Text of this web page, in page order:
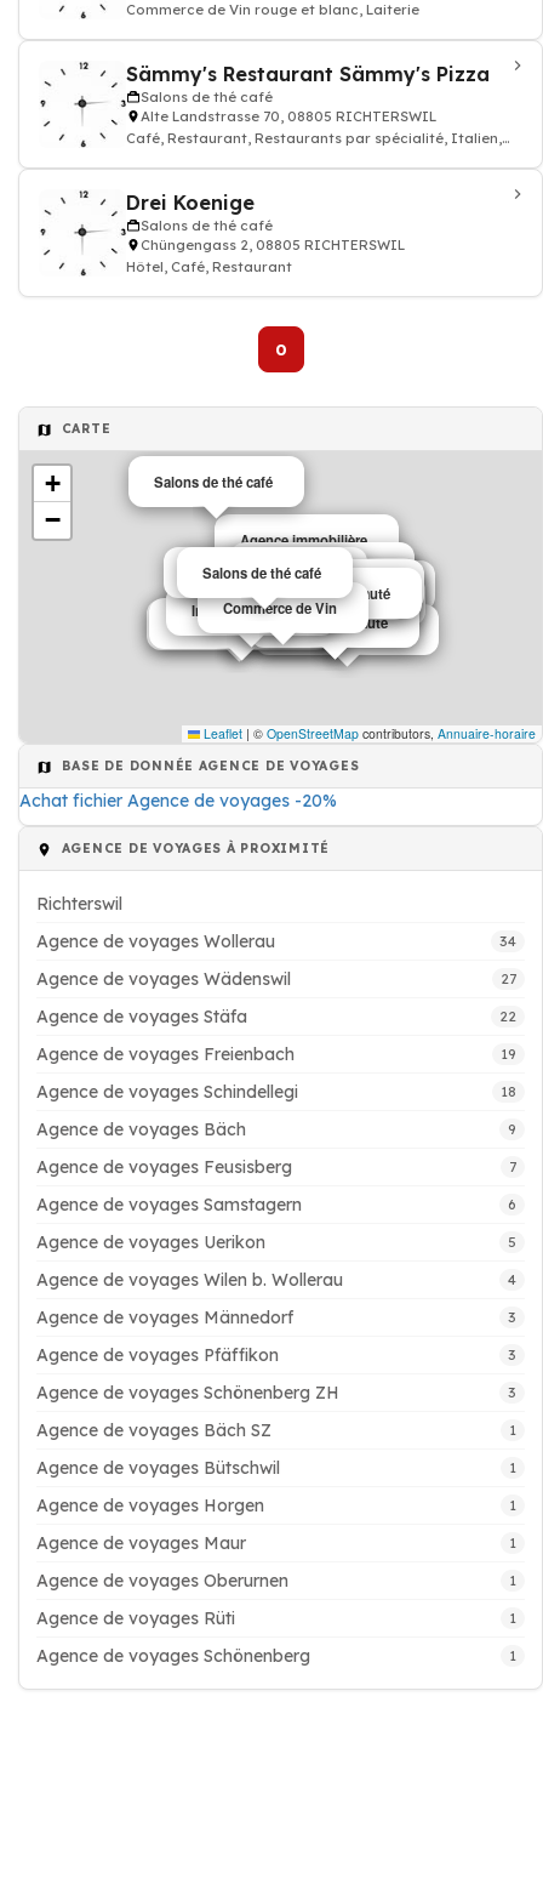
Commerce de Vin rouge et blanc, Laiterie
Sämmy's Restaurant Sämmy's Pizza
Salons de thé café
Alte Landstrasse 70, 08805 RICHTERSWIL
Café, Restaurant, Restaurants par spécialité, Italien,
Drei Koenige
Salons de thé café
Chüngengass 2, 08805 RICHTERSWIL
Hôtel, Café, Restaurant
0
CARTE
Agence de voyages
Agence de voyages
Agence immobilière
Agence immobilière
Agence immobilière
Agence immobilière
Agence immobilière
Agence immobilière
Agence immobilière
Institut de beauté
Commerce de Vin
Institut de beauté
Institut de beauté
Entreprise de bâtiment
Ecole de langues
Institut de beauté
Institut de beauté
Commerce de Vin
Salons de thé café
Salons de thé café
+
−
Leaflet | © OpenStreetMap contributors, Annuaire-horaire
BASE DE DONNÉE AGENCE DE VOYAGES
Achat fichier Agence de voyages -20%
AGENCE DE VOYAGES À PROXIMITÉ
Richterswil
Agence de voyages Wollerau
34
Agence de voyages Wädenswil 27
Agence de voyages Stäfa 22
Agence de voyages Freienbach 19
Agence de voyages Schindellegi 18
Agence de voyages Bäch 9
Agence de voyages Feusisberg 7
Agence de voyages Samstagern 6
Agence de voyages Uerikon 5
Agence de voyages Wilen b. Wollerau 4
Agence de voyages Männedorf 3
Agence de voyages Pfäffikon 3
Agence de voyages Schönenberg ZH 3
Agence de voyages Bäch SZ 1
Agence de voyages Bütschwil 1
Agence de voyages Horgen 1
Agence de voyages Maur 1
Agence de voyages Oberurnen 1
Agence de voyages Rüti 1
Agence de voyages Schönenberg 1